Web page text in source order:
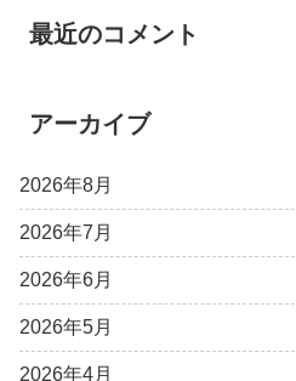
最近のコメント
アーカイブ
2026年8月
2026年7月
2026年6月
2026年5月
2026年4月